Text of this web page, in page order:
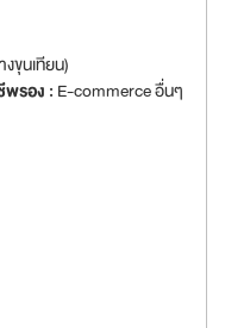
Practices) จากสำนักงาน
- ระบบ Halal -ระบบ ISO
: 2563 จุดเด่นของ
นักวิจัยและนักวิทยาศาสตร์ที่มี
ผู้เชี่ยวชาญ และนัก
ารเสริม OEM หรือผลิตใน
ขุนเทียน)
พรอง : E-commerce อื่นๆ